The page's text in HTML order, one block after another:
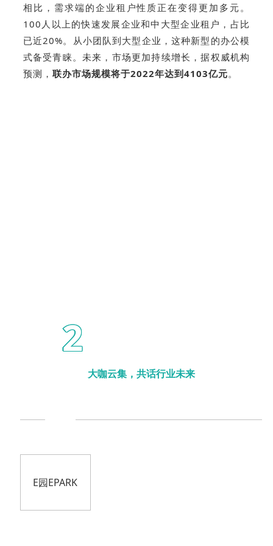
相比，需求端的企业租户性质正在变得更加多元。
100人以上的快速发展企业和中大型企业租户，占比
已近20%。从小团队到大型企业，这种新型的办公模
式备受青睐。未来，市场更加持续增长，据权威机构
预测， 联办市场规模将于2022年达到4103亿元。
2
大咖云集，共话行业未来
E园EPARK